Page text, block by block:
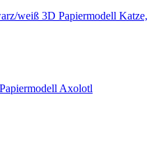
3D Papiermodell Katze,
Axolotl